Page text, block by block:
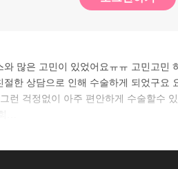
많은 고민이 있었어요ㅠㅠ 고민고민
절한 상담으로 인해 수술하게 되었구요
런 걱정없이 아주 편안하게 수술할수
…